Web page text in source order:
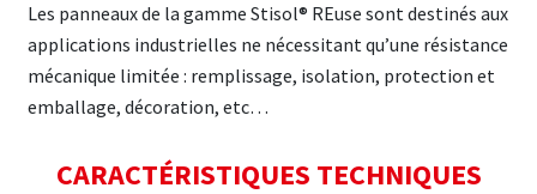
Les panneaux de la gamme Stisol® REuse sont destinés aux
applications industrielles ne nécessitant qu’une résistance
mécanique limitée : remplissage, isolation, protection et
emballage, décoration, etc…
CARACTÉRISTIQUES TECHNIQUES